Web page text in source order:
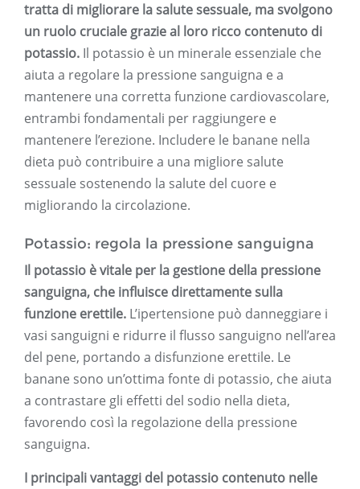
tratta di migliorare la salute sessuale, ma svolgono
un ruolo cruciale grazie al loro ricco contenuto di
potassio. Il potassio è un minerale essenziale che
aiuta a regolare la pressione sanguigna e a
mantenere una corretta funzione cardiovascolare,
entrambi fondamentali per raggiungere e
mantenere l’erezione. Includere le banane nella
dieta può contribuire a una migliore salute
sessuale sostenendo la salute del cuore e
migliorando la circolazione.
Potassio: regola la pressione sanguigna
Il potassio è vitale per la gestione della pressione
sanguigna, che influisce direttamente sulla
funzione erettile. L’ipertensione può danneggiare i
vasi sanguigni e ridurre il flusso sanguigno nell’area
del pene, portando a disfunzione erettile. Le
banane sono un’ottima fonte di potassio, che aiuta
a contrastare gli effetti del sodio nella dieta,
favorendo così la regolazione della pressione
sanguigna.
I principali vantaggi del potassio contenuto nelle